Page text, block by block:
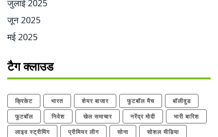
जुलाई 2025
जून 2025
मई 2025
टैग क्लाउड
क्रिकेट भारत शेयर बाजार फुटबॉल मैच
बॉलीवुड
फुटबॉल
निवेश खेल समाचार नरेंद्र मोदी
भारी बारिश
लाइव स्ट्रीमिंग
प्रीमियर लीग सोना
सोशल मीडिया